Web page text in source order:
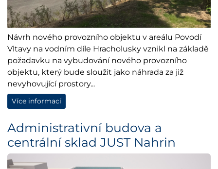
Návrh nového provozního objektu v areálu Povodí
Vltavy na vodním díle Hracholusky vznikl na základě
požadavku na vybudování nového provozního
objektu, který bude sloužit jako náhrada za již
nevyhovující prostory...
Více informací
Administrativní budova a
centrální sklad JUST Nahrin